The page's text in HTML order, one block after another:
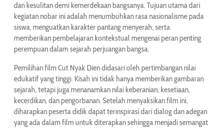
dan kesulitan demi kemerdekaan bangsanya. Tujuan utama dari
kegiatan nobar ini adalah menumbuhkan rasa nasionalisme pada
siswa, menguatkan karakter pantang menyerah, serta
memberikan pembelajaran kontekstual mengenai peran penting
perempuan dalam sejarah perjuangan bangsa.
Pemilihan film Cut Nyak Dien didasari oleh pertimbangan nilai
edukatif yang tinggi. Kisah ini tidak hanya memberikan gambaran
sejarah, tetapi juga menanamkan nilai keberanian, kesetiaan,
kecerdikan, dan pengorbanan. Setelah menyaksikan film ini,
diharapkan peserta didik dapat terinspirasi dari dialog dan adegan
yang ada dalam film untuk diterapkan sehingga menjadi semangat